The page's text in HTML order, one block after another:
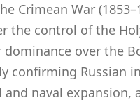
Crimean War
the control of the
over the
confirming Russian
naval expansion,